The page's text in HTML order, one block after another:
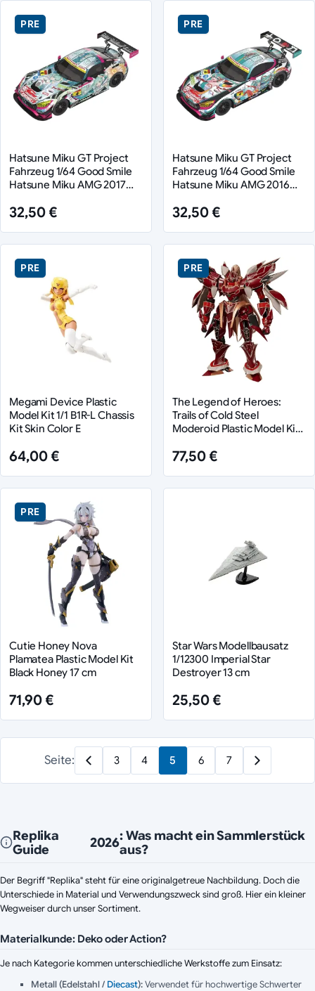
PRE
Hatsune Miku GT Project
Fahrzeug 1/64 Good Smile
Hatsune Miku AMG 2017
32,50 €
PRE
Hatsune Miku GT Project
Fahrzeug 1/64 Good Smile
Hatsune Miku AMG 2016
32,50 €
PRE
Megami Device Plastic
Model Kit 1/1 B1R-L Chassis
Kit Skin Color E
64,00 €
PRE
The Legend of Heroes:
Trails of Cold Steel
Moderoid Plastic Model Kit
Knight 18 cm
77,50 €
PRE
Cutie Honey Nova
Plamatea Plastic Model Kit
Black Honey 17 cm
71,90 €
Star Wars Modellbausatz
1/12300 Imperial Star
Destroyer 13 cm
25,50 €
Seite: 3 4 5 6 7
Replika
Guide
2026: Was macht ein Sammlerstück
aus?
Der Begriff "Replika" steht für eine originalgetreue Nachbildung. Doch die
Unterschiede in Material und Verwendungszweck sind groß. Hier ein kleiner
Wegweiser durch unser Sortiment.
Materialkunde: Deko oder Action?
Je nach Kategorie kommen unterschiedliche Werkstoffe zum Einsatz:
Metall (Edelstahl / Diecast):Verwendet für hochwertige Schwerter